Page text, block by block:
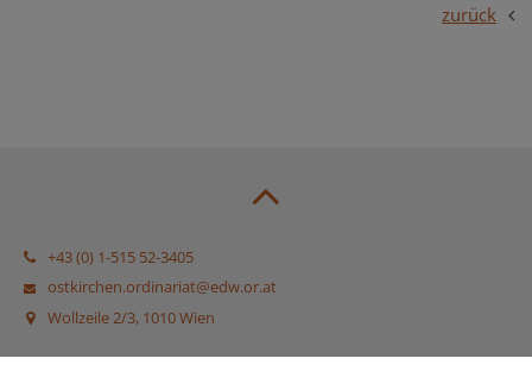
zurück
+43 (0) 1-515 52-3405
ostkirchen.ordinariat@edw.or.at
Wollzeile 2/3, 1010 Wien